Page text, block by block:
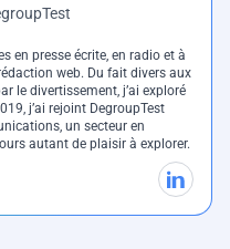
en presse écrite, en radio et à
web. Du fait divers aux
le divertissement, j’ai exploré
j’ai rejoint DegroupTest
un secteur en
autant de plaisir à explorer.